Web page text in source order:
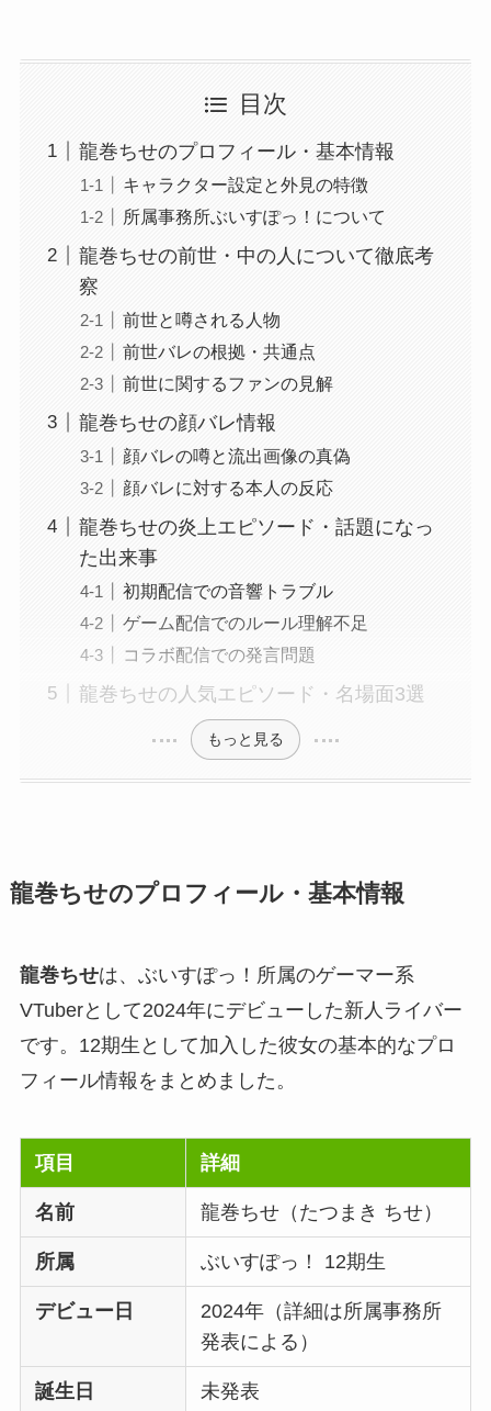
目次
龍巻ちせのプロフィール・基本情報
キャラクター設定と外見の特徴
所属事務所ぶいすぽっ！について
龍巻ちせの前世・中の人について徹底考
察
前世と噂される人物
前世バレの根拠・共通点
前世に関するファンの見解
龍巻ちせの顔バレ情報
顔バレの噂と流出画像の真偽
顔バレに対する本人の反応
龍巻ちせの炎上エピソード・話題になっ
た出来事
初期配信での音響トラブル
ゲーム配信でのルール理解不足
コラボ配信での発言問題
龍巻ちせの人気エピソード・名場面3選
もっと見る
龍巻ちせのプロフィール・基本情報
龍巻ちせは、ぶいすぽっ！所属のゲーマー系
VTuberとして2024年にデビューした新人ライバー
です。12期生として加入した彼女の基本的なプロ
フィール情報をまとめました。
項目 詳細
名前 龍巻ちせ（たつまき ちせ）
所属 ぶいすぽっ！ 12期生
デビュー日
2024年（詳細は所属事務所
発表による）
誕生日 未発表